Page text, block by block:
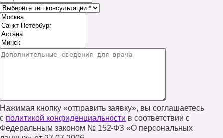
Нажимая кнопку «отправить заявку», вы соглашаетесь
с политикой конфиденциальности в соответствии с
Федеральным законом № 152‑ФЗ «О персональных